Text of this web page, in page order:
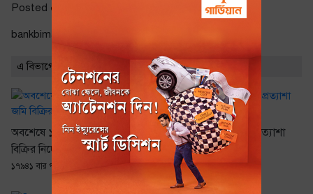
Posted ০৪:১৩ অপরাহ্ণ | সোমবার, ০১ জুন ২০২০
bankbimaarthonity.com |
এ বিভাগের সর্বাধিক পঠিত
অবশেষে ১০ বীমা কোম্পানির জমি
বিক্রির নির্দেশ
১৭৯৪১ বার পঠিত
৬৮ কোম্পানিকে ঘিরে প্রত্যাশা
বিনিয়োগকারীদের
১৪১০৯ বার পঠিত